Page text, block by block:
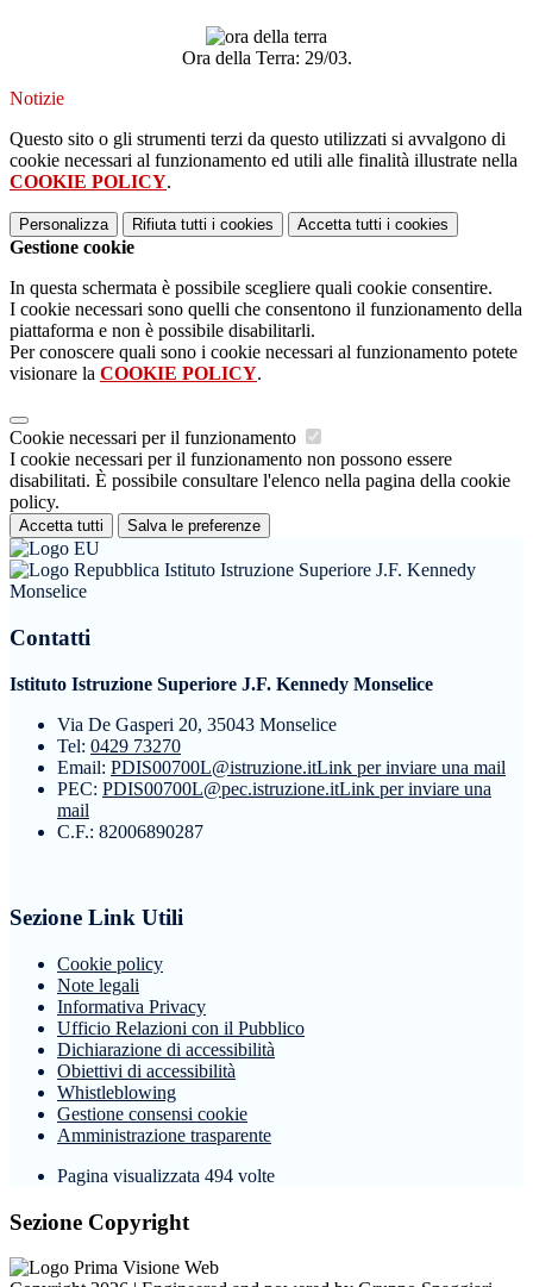
Ora della Terra: 29/03.
Notizie
Questo sito o gli strumenti terzi da questo utilizzati si avvalgono di
cookie necessari al funzionamento ed utili alle finalità illustrate nella
COOKIE POLICY.
Personalizza Rifiuta tutti i cookies Accetta tutti i cookies
Gestione cookie
In questa schermata è possibile scegliere quali cookie consentire.
I cookie necessari sono quelli che consentono il funzionamento della
piattaforma e non è possibile disabilitarli.
Per conoscere quali sono i cookie necessari al funzionamento potete
visionare la COOKIE POLICY.
Cookie necessari per il funzionamento
I cookie necessari per il funzionamento non possono essere
disabilitati. È possibile consultare l'elenco nella pagina della cookie
policy.
Accetta tutti Salva le preferenze
Istituto Istruzione Superiore J.F. Kennedy
Monselice
Contatti
Istituto Istruzione Superiore J.F. Kennedy Monselice
Via De Gasperi 20, 35043 Monselice
Tel: 0429 73270
Email: PDIS00700L@istruzione.itLink per inviare una mail
PEC: PDIS00700L@pec.istruzione.itLink per inviare una
mail
C.F.: 82006890287
Sezione Link Utili
Cookie policy
Note legali
Informativa Privacy
Ufficio Relazioni con il Pubblico
Dichiarazione di accessibilità
Obiettivi di accessibilità
Whistleblowing
Gestione consensi cookie
Amministrazione trasparente
Pagina visualizzata 494 volte
Sezione Copyright